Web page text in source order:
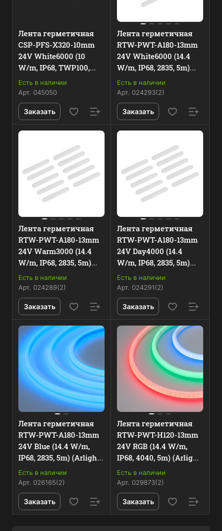
Лента герметичная
CSP-PFS-X320-10mm
24V White6000 (10
W/m, IP68, TWP100,
5m) (Arlight, -) 045050
Есть в наличии
Арт. 045050
Заказать
Лента герметичная
RTW-PWT-A180-13mm
24V White6000 (14.4
W/m, IP68, 2835, 5m)
(Arlight, 14.4 Вт/м,
IP68)
Есть в наличии
Арт. 024293(2)
Заказать
Лента герметичная
RTW-PWT-A180-13mm
24V Warm3000 (14.4
W/m, IP68, 2835, 5m)
(Arlight, 14.4 Вт/м,
IP68)
Есть в наличии
Арт. 024289(2)
Заказать
Лента герметичная
RTW-PWT-A180-13mm
24V Day4000 (14.4
W/m, IP68, 2835, 5m)
(Arlight, 14.4 Вт/м,
IP68)
Есть в наличии
Арт. 024291(2)
Заказать
Лента герметичная
RTW-PWT-A180-13mm
24V Blue (14.4 W/m,
IP68, 2835, 5m) (Arlight,
14.4 Вт/м, IP68)
Есть в наличии
Арт. 026165(2)
Заказать
Лента герметичная
RTW-PWT-H120-13mm
24V RGB (14.4 W/m,
IP68, 4040, 5m) (Arlight,
Герметичный)
Есть в наличии
Арт. 029873(2)
Заказать